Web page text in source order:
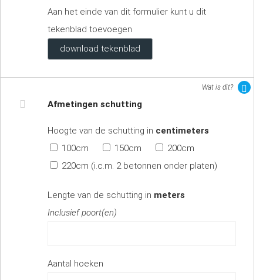
Aan het einde van dit formulier kunt u dit
tekenblad toevoegen
download tekenblad
Wat is dit?
Afmetingen schutting
Hoogte van de schutting in centimeters
100cm
150cm
200cm
220cm (i.c.m. 2 betonnen onder platen)
Lengte van de schutting in meters
Inclusief poort(en)
Aantal hoeken